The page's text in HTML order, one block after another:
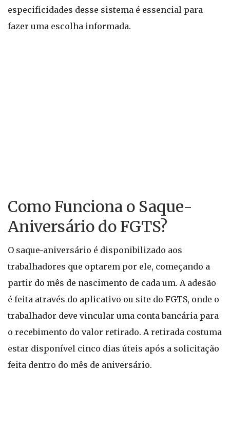
especificidades desse sistema é essencial para
fazer uma escolha informada.
Como Funciona o Saque-
Aniversário do FGTS?
O saque-aniversário é disponibilizado aos
trabalhadores que optarem por ele, começando a
partir do mês de nascimento de cada um. A adesão
é feita através do aplicativo ou site do FGTS, onde o
trabalhador deve vincular uma conta bancária para
o recebimento do valor retirado. A retirada costuma
estar disponível cinco dias úteis após a solicitação
feita dentro do mês de aniversário.